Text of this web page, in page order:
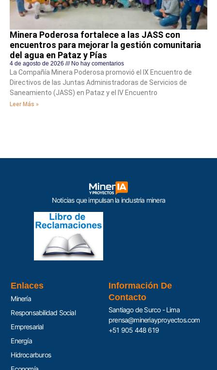
Minera Poderosa fortalece a las JASS con
encuentros para mejorar la gestión comunitaria
del agua en Pataz y Pías
4 de agosto de 2026 No hay comentarios
La Compañía Minera Poderosa promovió el IX Encuentro de
Directivos de las Juntas Administradoras de Servicios de
Saneamiento (JASS) en Pataz y el IV Encuentro
Leer Más »
Noticias que impulsan la industria minera
Enlaces
Minería
Responsabilidad Social
Empresarial
Energía
Hidrocarburos
Información De
Contacto
Santiago de Surco - Lima
prensa@mineriayproyectos.com
+51 905 448 619